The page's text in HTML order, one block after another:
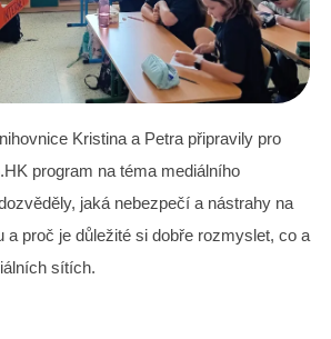
Kristina a Petra připravily pro
program na téma mediálního
jaká nebezpečí a nástrahy na
a proč je důležité si dobře rozmyslet, co a
sítích.